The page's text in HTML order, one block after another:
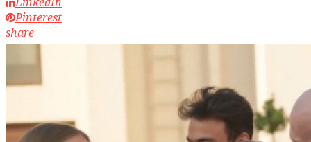
Pinterest
share